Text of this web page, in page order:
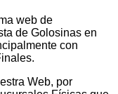
web de
de Golosinas en
con
Web, por